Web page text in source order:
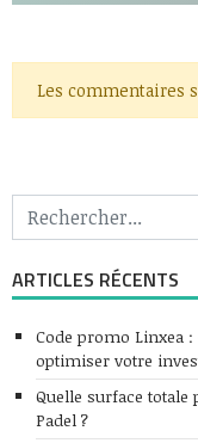
Les commentaires
ARTICLES RÉCENTS
Code promo Linxea
optimiser votre
Quelle surface
Padel ?